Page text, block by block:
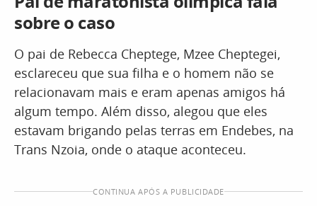
sobre o caso
O pai de Rebecca Cheptege, Mzee Cheptegei,
esclareceu que sua filha e o homem não se
relacionavam mais e eram apenas amigos há
algum tempo. Além disso, alegou que eles
estavam brigando pelas terras em Endebes, na
Trans Nzoia, onde o ataque aconteceu.
CONTINUA APÓS A PUBLICIDADE